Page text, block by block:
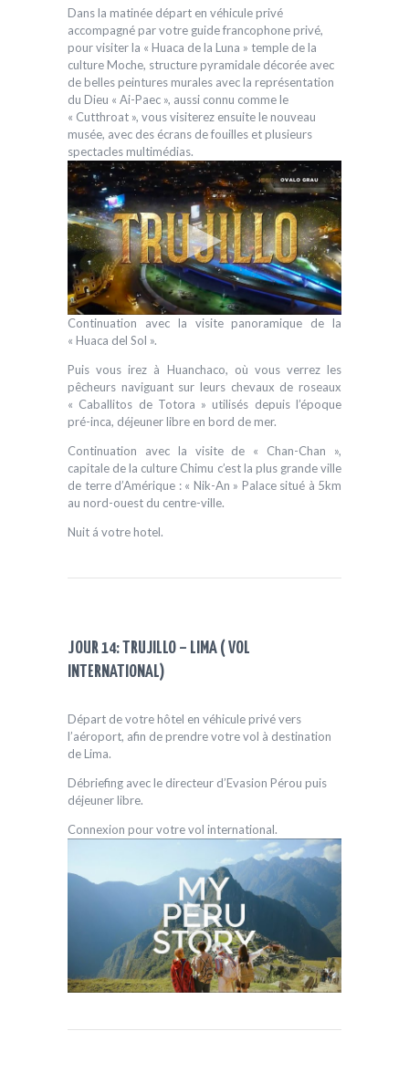
Dans la matinée départ en véhicule privé
accompagné par votre guide francophone privé,
pour visiter la « Huaca de la Luna » temple de la
culture Moche, structure pyramidale décorée avec
de belles peintures murales avec la représentation
du Dieu « Ai-Paec », aussi connu comme le
« Cutthroat », vous visiterez ensuite le nouveau
musée, avec des écrans de fouilles et plusieurs
spectacles multimédias.
Continuation avec la visite panoramique de la
« Huaca del Sol ».
Puis vous irez à Huanchaco, où vous verrez les
pêcheurs naviguant sur leurs chevaux de roseaux
« Caballitos de Totora » utilisés depuis l’époque
pré-inca, déjeuner libre en bord de mer.
Continuation avec la visite de « Chan-Chan »,
capitale de la culture Chimu c’est la plus grande ville
de terre d’Amérique : « Nik-An » Palace situé à 5km
au nord-ouest du centre-ville.
Nuit á votre hotel.
JOUR 14: TRUJILLO – LIMA ( VOL
INTERNATIONAL)
Départ de votre hôtel en véhicule privé vers
l’aéroport, afin de prendre votre vol à destination
de Lima.
Débriefing avec le directeur d’Evasion Pérou puis
déjeuner libre.
Connexion pour votre vol international.